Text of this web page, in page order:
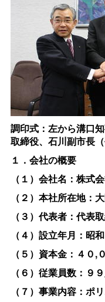
調印式：左から溝口
取締役、 石川副市長
１．会社の概要
（１）会社名： 株式
（２）本社所在地：
（３）代表者：代表
（４）設立年月： 昭
（５）資本金：４０,
（６）従業員数：９
（７）事業内容：ポ